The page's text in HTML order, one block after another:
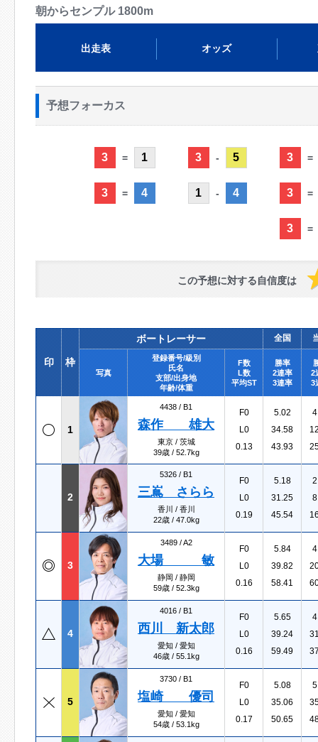
朝からセンプル 1800m
出走表 オッズ
予想フォーカス
3 = 1
3 = 4
3 - 5
1 - 4
3 =
3 =
3 =
この予想に対する自信度は
印 枠
ボートレーサー 全国
写真
登録番号/級別
氏名
支部/出身地
年齢/体重
F数
L数
平均ST
勝率
2連率
3連率
2
3
1
4438 / B1
森作 雄大
東京 / 茨城
39歳 / 52.7kg
F0
L0
0.13
5.02
34.58
43.93
2
5326 / B1
三嶌 さらら
香川 / 香川
22歳 / 47.0kg
F0
L0
0.19
5.18
31.25
45.54
3
3489 /A2
大場 敏
静岡 / 静岡
59歳 / 52.3kg
F0
L0
0.16
5.84
39.82
58.41
4
4016 / B1
西川 新太郎
愛知 / 愛知
46歳 / 55.1kg
F0
L0
0.16
5.65
39.24
59.49
5
3730 / B1
塩崎 優司
愛知 / 愛知
54歳 / 53.1kg
F0
L0
0.17
5.08
35.06
50.65